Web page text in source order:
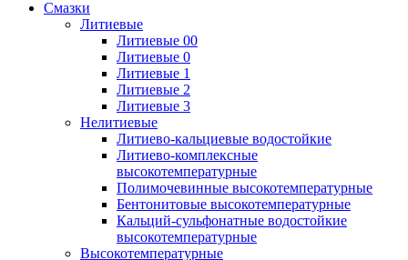
Смазки
Литиевые
Литиевые 00
Литиевые 0
Литиевые 1
Литиевые 2
Литиевые 3
Нелитиевые
Литиево-кальциевые водостойкие
Литиево-комплексные
высокотемпературные
Полимочевинные высокотемпературные
Бентонитовые высокотемпературные
Кальций-сульфонатные водостойкие
высокотемпературные
Высокотемпературные